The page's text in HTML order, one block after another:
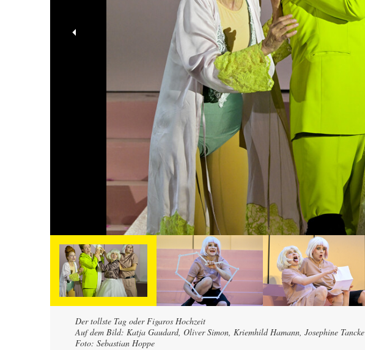
Der tollste Tag oder Figaros Hochzeit
Auf dem Bild: Katja Gaudard, Oliver Simon, Kriemhild Hamann, Josephine Tancke
Foto: Sebastian Hoppe